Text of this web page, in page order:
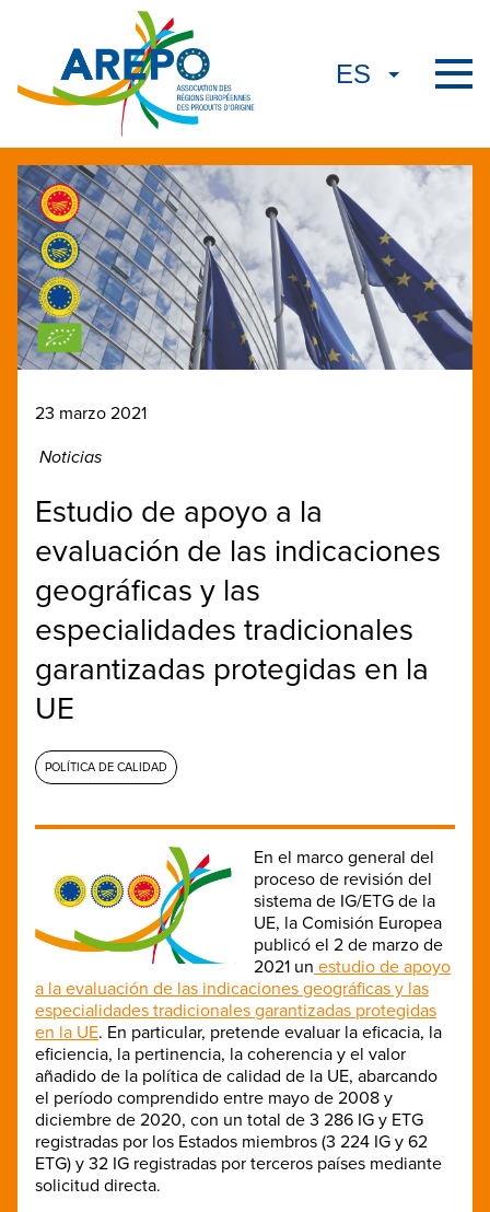
23 marzo 2021
Noticias
Estudio de apoyo a la
evaluación de las indicaciones
geográficas y las
especialidades tradicionales
garantizadas protegidas en la
UE
POLÍTICA DE CALIDAD
En el marco general del
proceso de revisión del
sistema de IG/ETG de la
UE, la Comisión Europea
publicó el 2 de marzo de
2021 un estudio de apoyo
a la evaluación de las indicaciones geográficas y las
especialidades tradicionales garantizadas protegidas
en la UE. En particular, pretende evaluar la eficacia, la
eficiencia, la pertinencia, la coherencia y el valor
añadido de la política de calidad de la UE, abarcando
el período comprendido entre mayo de 2008 y
diciembre de 2020, con un total de 3 286 IG y ETG
registradas por los Estados miembros (3 224 IG y 62
ETG) y 32 IG registradas por terceros países mediante
solicitud directa.